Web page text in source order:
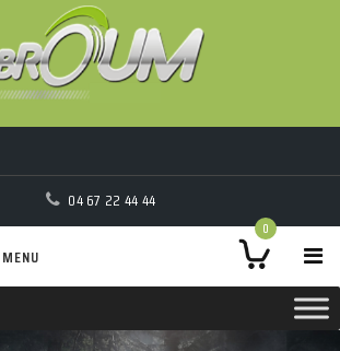
04 67 22 44 44
0
MENU